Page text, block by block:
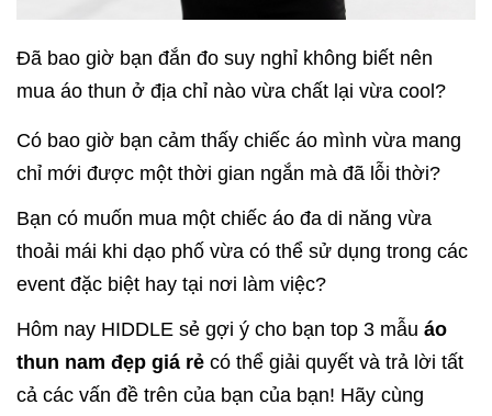
Đã bao giờ bạn đắn đo suy nghỉ không biết nên
mua áo thun ở địa chỉ nào vừa chất lại vừa cool?
Có bao giờ bạn cảm thấy chiếc áo mình vừa mang
chỉ mới được một thời gian ngắn mà đã lỗi thời?
Bạn có muốn mua một chiếc áo đa di năng vừa
thoải mái khi dạo phố vừa có thể sử dụng trong các
event đặc biệt hay tại nơi làm việc?
Hôm nay HIDDLE sẻ gợi ý cho bạn top 3 mẫu áo
thun nam đẹp giá rẻ có thể giải quyết và trả lời tất
cả các vấn đề trên của bạn của bạn! Hãy cùng